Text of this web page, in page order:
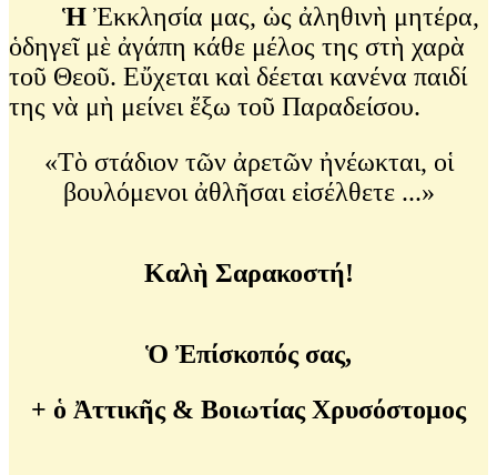
Ἡ Ἐκκλησία μας, ὡς ἀληθινὴ μητέρα,
ὁδηγεῖ μὲ ἀγάπη κάθε μέλος της στὴ χαρὰ
τοῦ Θεοῦ. Εὔχεται καὶ δέεται κανένα παιδί
της νὰ μὴ μείνει ἔξω τοῦ Παραδείσου.
«Τὸ στάδιον τῶν ἀρετῶν ἠνέωκται, οἱ
βουλόμενοι ἀθλῆσαι εἰσέλθετε ...»
Καλὴ Σαρακοστή!
Ὁ Ἐπίσκοπός σας,
+ ὁ Ἀττικῆς & Βοιωτίας Χρυσόστομος